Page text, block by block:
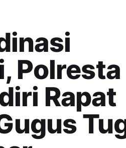
Polresta
Rapat